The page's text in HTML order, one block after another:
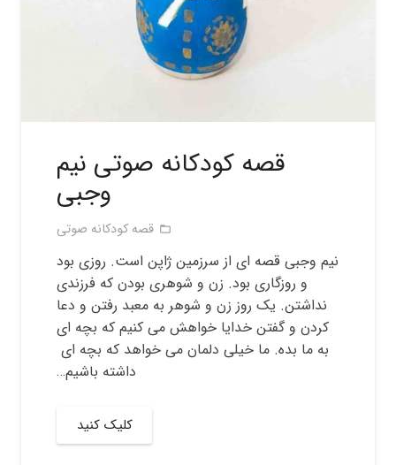
قصه کودکانه صوتی نیم
وجبی
folder_open قصه کودکانه صوتی
نیم وجبی قصه ای از سرزمین ژاپن است. روزی بود
و روزگاری بود. زن و شوهری بودن که فرزندی
نداشتن. یک روز زن و شوهر به معبد رفتن و دعا
کردن و گفتن خدایا خواهش می کنیم که بچه ای
به ما بده. ما خیلی دلمان می خواهد که بچه ای
داشته باشیم…
کلیک کنید